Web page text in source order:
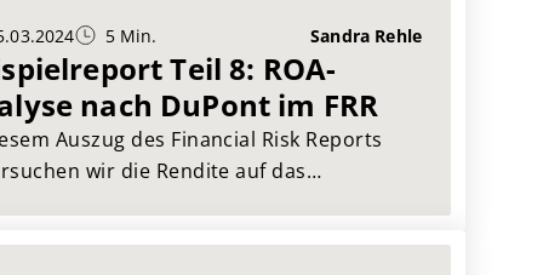
5 Min. Sandra Rehle
Teil 8: ROA-
nach DuPont im FRR
Auszug des Financial Risk Reports
wir die Rendite auf das